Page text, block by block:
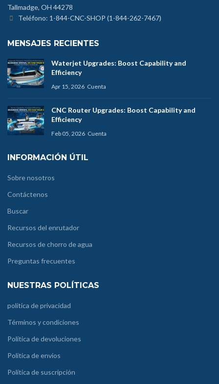
Tallmadge, OH 44278
Teléfono: 1-844-CNC-SHOP (1-844-262-7467)
MENSAJES RECIENTES
Waterjet Upgrades: Boost Capability and
Efficiency
Apr 15, 2026 Cuenta
CNC Router Upgrades: Boost Capability and
Efficiency
Feb 05, 2026 Cuenta
INFORMACIÓN ÚTIL
Sobre nosotros
Contáctenos
Buscar
Recursos del enrutador
Recursos de chorro de agua
Preguntas frecuentes
NUESTRAS POLÍTICAS
política de privacidad
Términos y condiciones
Política de devoluciones
Politica de envios
Política de suscripción